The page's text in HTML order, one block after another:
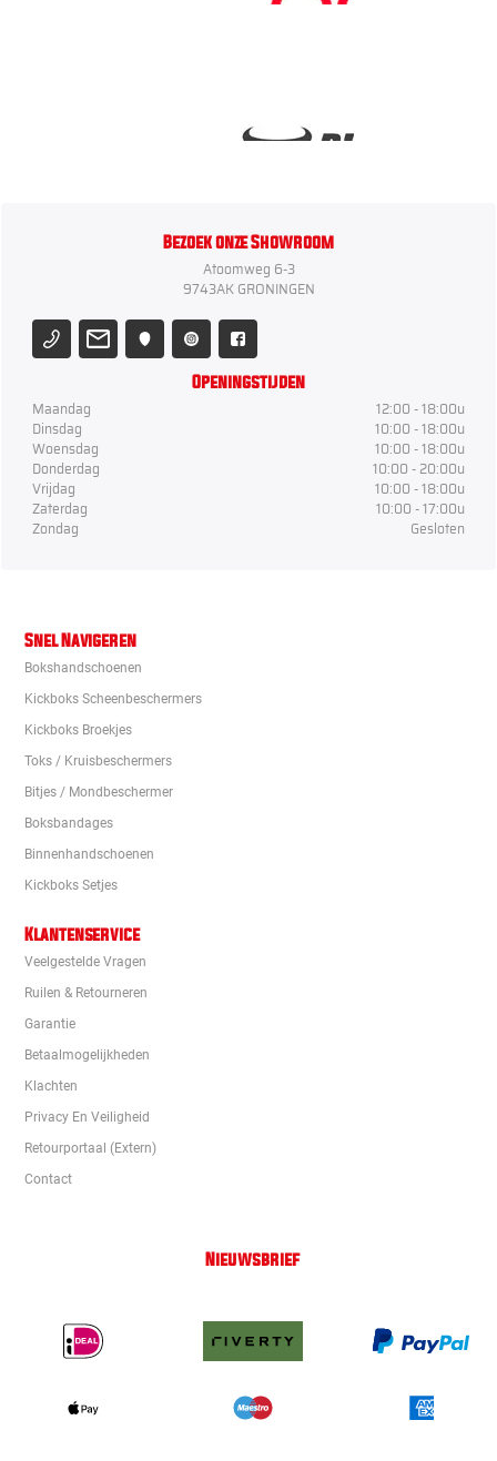
Bezoek onze Showroom
Atoomweg 6-3
9743AK GRONINGEN
Openingstijden
Maandag
12:00 - 18:00u
Dinsdag
10:00 - 18:00u
Woensdag
10:00 - 18:00u
Donderdag
10:00 - 20:00u
Vrijdag
10:00 - 18:00u
Zaterdag
10:00 - 17:00u
Zondag
Gesloten
Snel Navigeren
Bokshandschoenen
Kickboks Scheenbeschermers
Kickboks Broekjes
Toks / Kruisbeschermers
Bitjes / Mondbeschermer
Boksbandages
Binnenhandschoenen
Kickboks Setjes
Klantenservice
Veelgestelde Vragen
Ruilen & Retourneren
Garantie
Betaalmogelijkheden
Klachten
Privacy En Veiligheid
Retourportaal (extern)
Contact
Nieuwsbrief